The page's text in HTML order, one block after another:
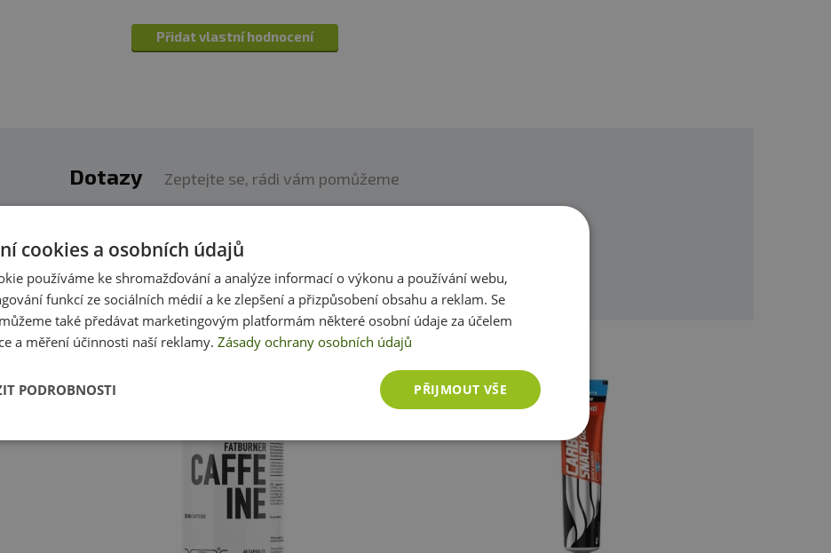
Přidat vlastní hodnocení
Dotazy Zeptejte se, rádi vám pomůžeme
Přidat dotaz
cookies a osobních údajů
používáme ke shromažďování a analýze informací o výkonu a používání webu,
funkcí ze sociálních médií a ke zlepšení a přizpůsobení obsahu a reklam. Se
také předávat marketingovým platformám některé osobní údaje za účelem
a měření účinnosti naší reklamy. Zásady ochrany osobních údajů
PŘIJMOUT VŠE
PODROBNOSTI